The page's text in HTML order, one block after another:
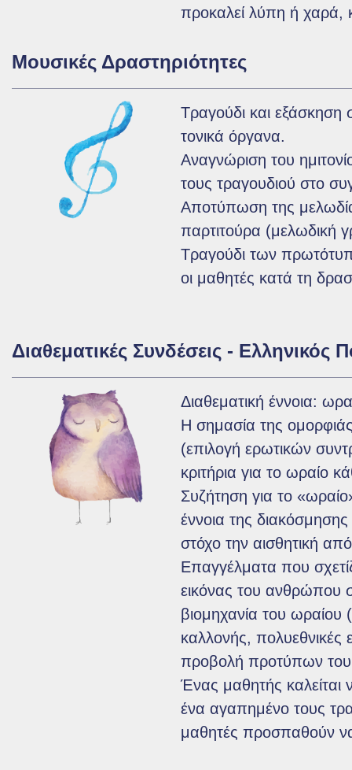
προκαλεί λύπη ή χαρά,
Μουσικές Δραστηριότητες
Τραγούδι και
τονικά όργανα.
Αναγνώριση του
τους τραγουδιού στο
Αποτύπωση της
παρτιτούρα (μελωδική
Τραγούδι των
οι μαθητές κατά τη
Διαθεματικές Συνδέσεις - Ελληνικός
Διαθεματική έννοια:
Η σημασία της
(επιλογή ερωτικών
κριτήρια για το ωραίο
Συζήτηση για το
έννοια της
στόχο την αισθητική
Επαγγέλματα που
εικόνας του ανθρώπου
βιομηχανία του ωραίου
καλλονής, πολυεθνικές
προβολή προτύπων
Ένας μαθητής καλείται
ένα αγαπημένο τους
μαθητές προσπαθούν